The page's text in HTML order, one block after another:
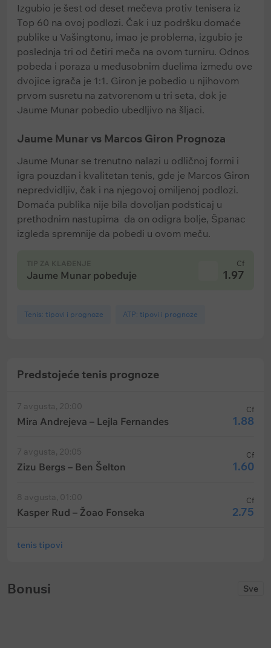
Izgubio je šest od deset mečeva protiv tenisera iz
Top 60 na ovoj podlozi. Čak i uz podršku domaće
publike u Vašingtonu, imao je problema, izgubio je
poslednja tri od četiri meča na ovom turniru. Odnos
pobeda i poraza u međusobnim duelima između ove
dvojice igrača je 1:1. Giron je pobedio u njihovom
prvom susretu na zatvorenom u tri seta, dok je
Jaume Munar pobedio ubedljivo na šljaci.
Jaume Munar vs Marcos Giron Prognoza
Jaume Munar se trenutno nalazi u odličnoj formi i
igra pouzdan i kvalitetan tenis, gde je Marcos Giron
nepredvidljiv, čak i na njegovoj omiljenoj podlozi.
Domaća publika nije bila dovoljan podsticaj u
prethodnim nastupima da on odigra bolje, Španac
izgleda spremnije da pobedi u ovom meču.
TIP ZA KLAĐENJE
Jaume Munar pobeđuje
Cf
1.97
Tenis: tipovi i prognoze ATP: tipovi i prognoze
Predstojeće tenis prognoze
7 avgusta, 20:00
Mira Andrejeva – Lejla Fernandes
Cf
1.88
7 avgusta, 20:05
Zizu Bergs – Ben Šelton
Cf
1.60
8 avgusta, 01:00
Kasper Rud – Žoao Fonseka
Cf
2.75
tenis tipovi
Bonusi Sve